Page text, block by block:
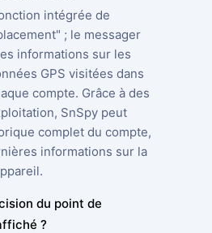
intégrée de
; le messager
informations sur les
GPS visitées dans
compte. Grâce à des
SnSpy peut
complet du compte,
informations sur la
du point de
?